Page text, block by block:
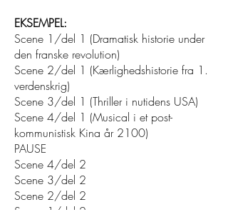
EKSEMPEL:
Scene 1/del 1 (Dramatisk historie under
den franske revolution)
Scene 2/del 1 (Kærlighedshistorie fra 1.
verdenskrig)
Scene 3/del 1 (Thriller i nutidens USA)
Scene 4/del 1 (Musical i et post-
kommunistisk Kina år 2100)
PAUSE
Scene 4/del 2
Scene 3/del 2
Scene 2/del 2
Scene 1/del 2